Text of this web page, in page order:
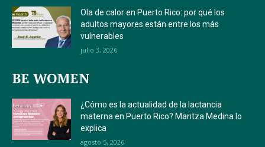
Ola de calor en Puerto Rico: por qué los
adultos mayores están entre los más
vulnerables
julio 3, 2026
BE WOMEN
¿Cómo es la actualidad de la lactancia
materna en Puerto Rico? Maritza Medina lo
explica
agosto 5, 2026